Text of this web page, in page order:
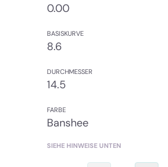
0.00
BASISKURVE
8.6
DURCHMESSER
14.5
FARBE
Banshee
SIEHE HINWEISE UNTEN